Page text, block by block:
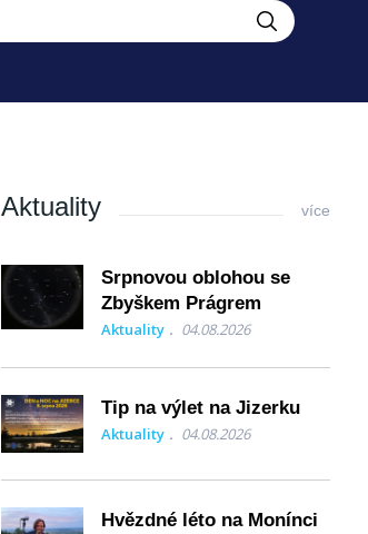
Aktuality více
Srpnovou oblohou se
Zbyškem Prágrem
Aktuality 04.08.2026
Tip na výlet na Jizerku
Aktuality 04.08.2026
Hvězdné léto na Monínci